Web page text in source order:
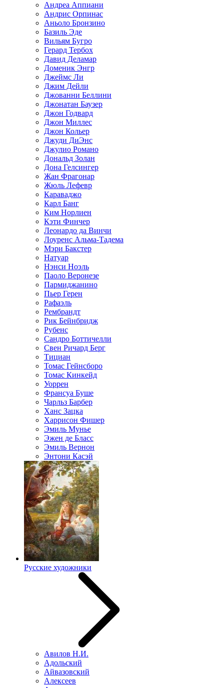
Андреа Аппиани
Андрис Орпинас
Аньоло Бронзино
Базиль Эде
Вильям Бугро
Герард Тербох
Давид Деламар
Доменик Энгр
Джеймс Ли
Джим Дейли
Джованни Беллини
Джонатан Баузер
Джон Годвард
Джон Миллес
Джон Кольер
Джуди ДиЭнс
Джулио Романо
Дональд Золан
Дона Гелсингер
Жан Фрагонар
Жюль Лефевр
Караваджо
Карл Банг
Ким Норлиен
Кэти Финчер
Леонардо да Винчи
Лоуренс Альма-Тадема
Мэри Бакстер
Натуар
Нэнси Ноэль
Паоло Веронезе
Пармиджанино
Пьер Герен
Рафаэль
Рембрандт
Рик Бейнбридж
Рубенс
Сандро Боттичелли
Свен Ричард Берг
Тициан
Томас Гейнсборо
Томас Кинкейд
Уоррен
Франсуа Буше
Чарльз Барбер
Ханс Зацка
Харрисон Фишер
Эмиль Мунье
Эжен де Бласс
Эмиль Вернон
Энтони Касэй
Русские художники
Авилов Н.И.
Адольский
Айвазовский
Алексеев